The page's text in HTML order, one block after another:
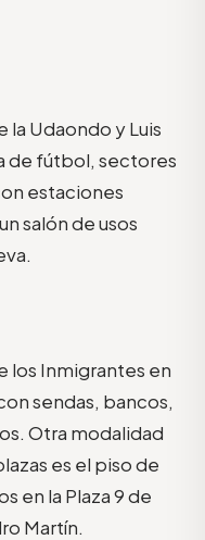
la Udaondo y Luis
de fútbol, sectores
estaciones
salón de usos
los Inmigrantes en
sendas, bancos,
Otra modalidad
es el piso de
en la Plaza 9 de
Martín.